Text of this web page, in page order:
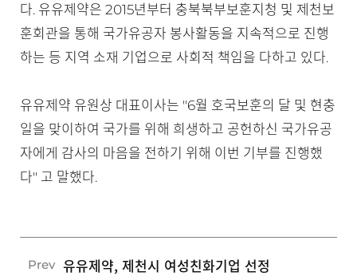
다. 유유제약은 2015년부터 충북북부보훈지청 및 제천보
훈회관을 통해 국가유공자 봉사활동을 지속적으로 진행
하는 등 지역 소재 기업으로 사회적 책임을 다하고 있다.
유유제약 유원상 대표이사는 "6월 호국보훈의 달 및 현충
일을 맞이하여 국가를 위해 희생하고 공헌하신 국가유공
자에게 감사의 마음을 전하기 위해 이번 기부를 진행했
다" 고 말했다.
Prev 유유제약, 제천시 여성친화기업 선정